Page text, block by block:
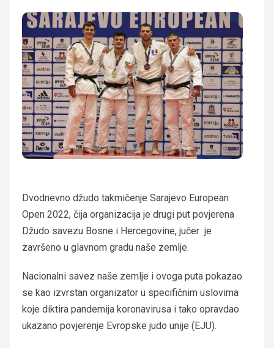
Dvodnevno džudo takmičenje Sarajevo European
Open 2022, čija organizacija je drugi put povjerena
Džudo savezu Bosne i Hercegovine, jučer je
završeno u glavnom gradu naše zemlje.
Nacionalni savez naše zemlje i ovoga puta pokazao
se kao izvrstan organizator u specifičnim uslovima
koje diktira pandemija koronavirusa i tako opravdao
ukazano povjerenje Evropske judo unije (EJU).